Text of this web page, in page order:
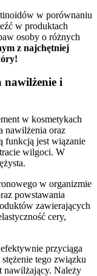
w porównaniu
w produktach
osoby o różnych
z najchętniej
nawilżenie i
w kosmetykach
nawilżenia oraz
funkcją jest wiązanie
wilgoci. W
w organizmie
powstawania
zawierających
cery,
przyciąga
tego związku
nawilżający. Należy